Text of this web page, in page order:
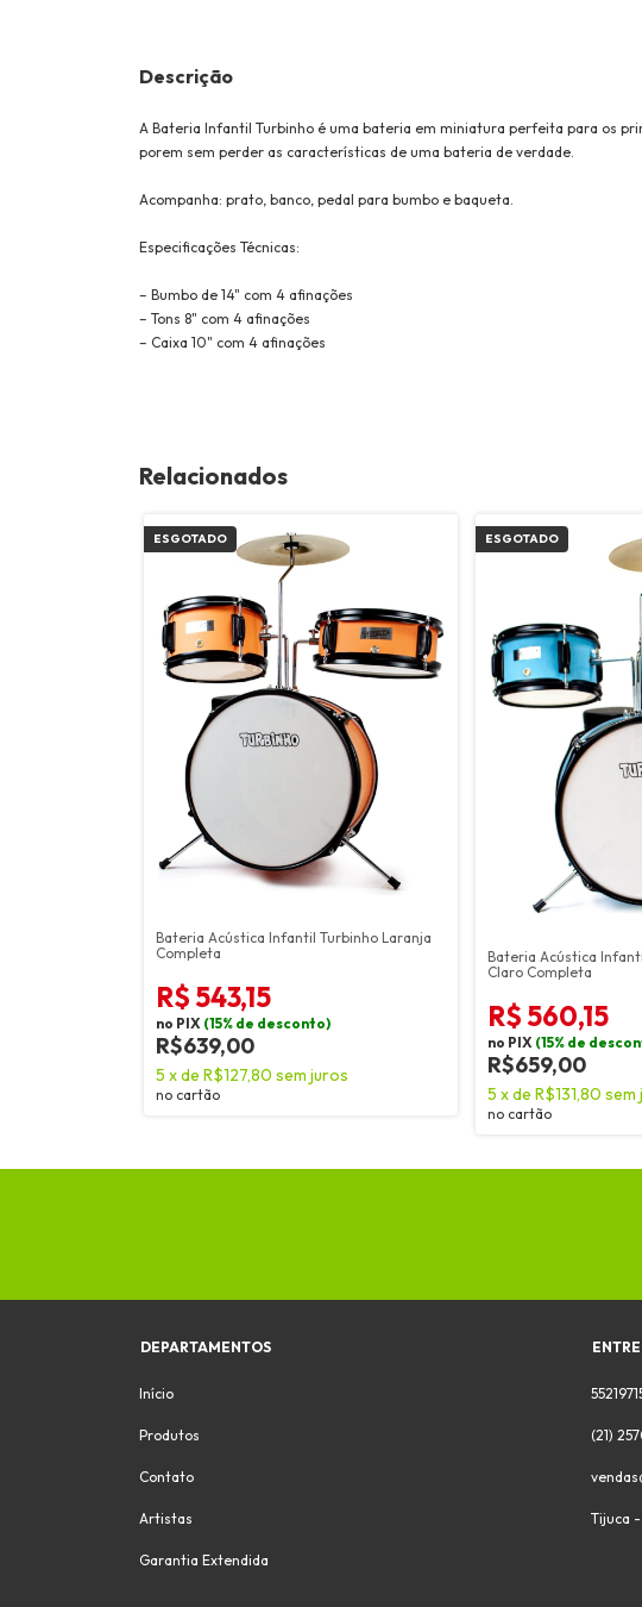
Descrição
A Bateria Infantil Turbinho é uma bateria em miniatura perfeita para os
porem sem perder as características de uma bateria de verdade.
Acompanha: prato, banco, pedal para bumbo e baqueta.
Especificações Técnicas:
– Bumbo de 14" com 4 afinações
– Tons 8" com 4 afinações
– Caixa 10" com 4 afinações
Relacionados
ESGOTADO
Bateria Acústica Infantil Turbinho Laranja
Completa
R$ 543,15
no PIX (15% de desconto)
R$639,00
5 xde R$127,80 sem juros
no cartão
ESGOTADO
Bateria Acústica
Claro Completa
R$ 560,15
no PIX (15% de
R$659,00
5 xde R$131,80 sem
no cartão
DEPARTAMENTOS
Início
Produtos
Contato
Artistas
Garantia Extendida
(21)
Tijuca